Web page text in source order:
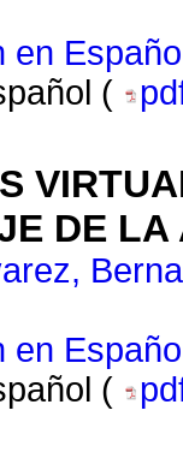
en
(
DE LA
en
(